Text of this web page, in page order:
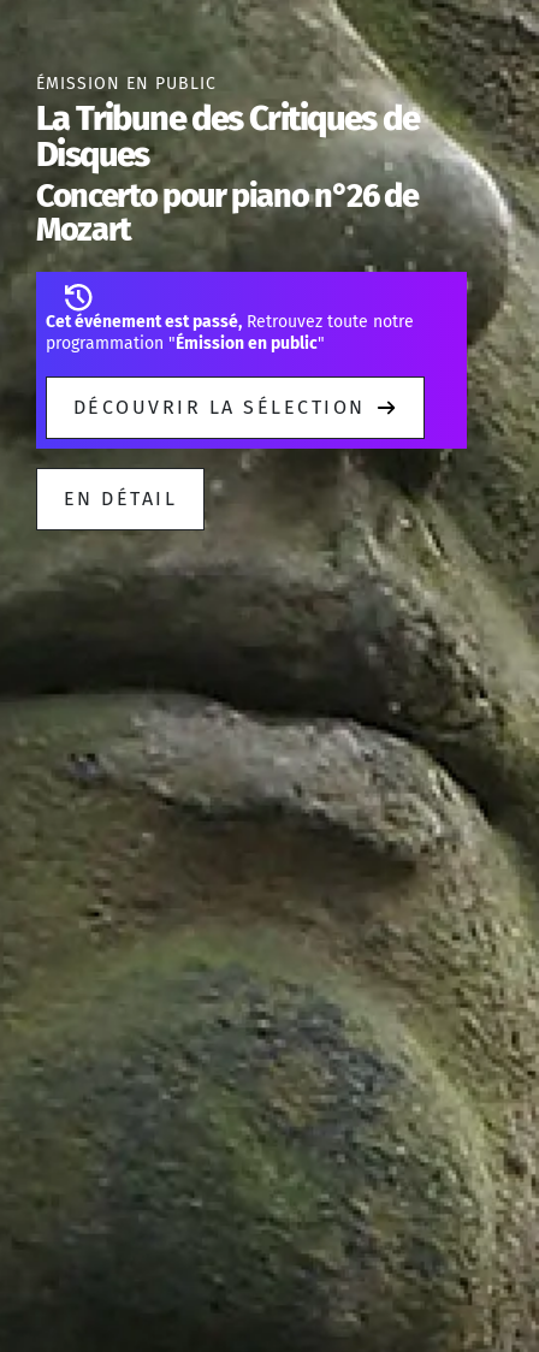
ÉMISSION EN PUBLIC
La Tribune des Critiques de
Disques
Concerto pour piano n°26 de
Mozart
Cet événement est passé, Retrouvez toute notre
programmation "Émission en public"
DÉCOUVRIR LA SÉLECTION
EN DÉTAIL